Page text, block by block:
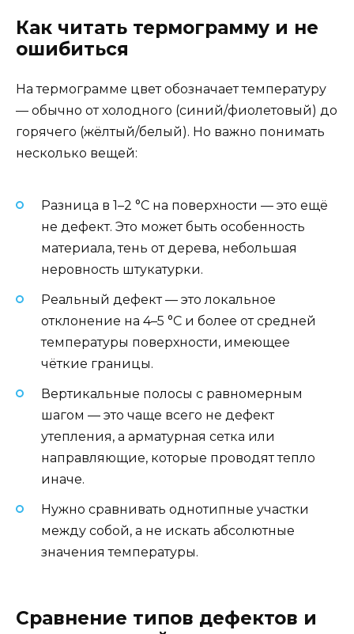
Как читать термограмму и не
ошибиться
На термограмме цвет обозначает температуру
— обычно от холодного (синий/фиолетовый) до
горячего (жёлтый/белый). Но важно понимать
несколько вещей:
Разница в 1–2 °C на поверхности — это ещё
не дефект. Это может быть особенность
материала, тень от дерева, небольшая
неровность штукатурки.
Реальный дефект — это локальное
отклонение на 4–5 °C и более от средней
температуры поверхности, имеющее
чёткие границы.
Вертикальные полосы с равномерным
шагом — это чаще всего не дефект
утепления, а арматурная сетка или
направляющие, которые проводят тепло
иначе.
Нужно сравнивать однотипные участки
между собой, а не искать абсолютные
значения температуры.
Сравнение типов дефектов и